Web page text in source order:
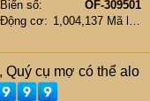
Biển số
OF-309501
Động cơ
cụ mợ có thể alo